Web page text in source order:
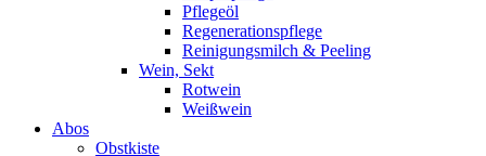
Pflegeöl
Regenerationspflege
Reinigungsmilch & Peeling
Wein, Sekt
Rotwein
Weißwein
Abos
Obstkiste